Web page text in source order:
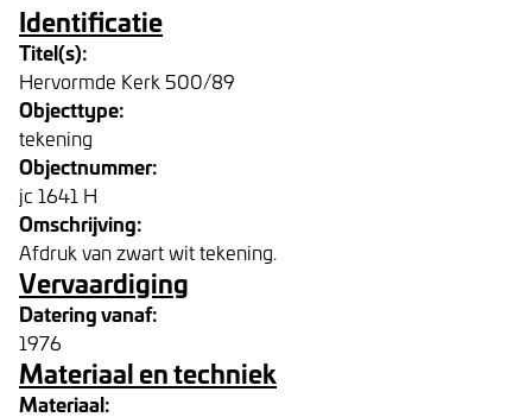
Identificatie
Titel(s):
Hervormde Kerk 500/89
Objecttype:
tekening
Objectnummer:
jc 1641 H
Omschrijving:
Afdruk van zwart wit tekening.
Vervaardiging
Datering vanaf:
1976
Materiaal en techniek
Materiaal: